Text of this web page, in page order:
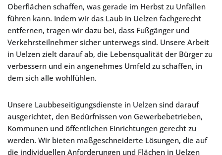
Oberflächen schaffen, was gerade im Herbst zu Unfällen
führen kann. Indem wir das Laub in Uelzen fachgerecht
entfernen, tragen wir dazu bei, dass Fußgänger und
Verkehrsteilnehmer sicher unterwegs sind. Unsere Arbeit
in Uelzen zielt darauf ab, die Lebensqualität der Bürger zu
verbessern und ein angenehmes Umfeld zu schaffen, in
dem sich alle wohlfühlen.
Unsere Laubbeseitigungsdienste in Uelzen sind darauf
ausgerichtet, den Bedürfnissen von Gewerbebetrieben,
Kommunen und öffentlichen Einrichtungen gerecht zu
werden. Wir bieten maßgeschneiderte Lösungen, die auf
die individuellen Anforderungen und Flächen in Uelzen